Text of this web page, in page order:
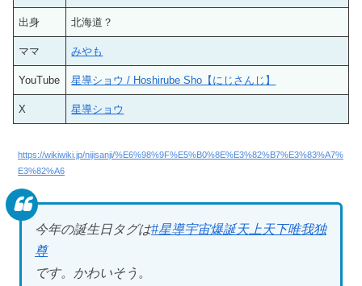
出身 北海道？
ママ みやも
YouTube 星導ショウ / Hoshirube Sho【にじさんじ】
X 星導ショウ
https://wikiwiki.jp/nijisanji/%E6%98%9F%E5%B0%8E%E3%82%B7%E3%83%A7%
E3%82%A6
今年の誕生日タグは#星導宇宙爆誕天上天下唯我独
尊
です。かわいそう。